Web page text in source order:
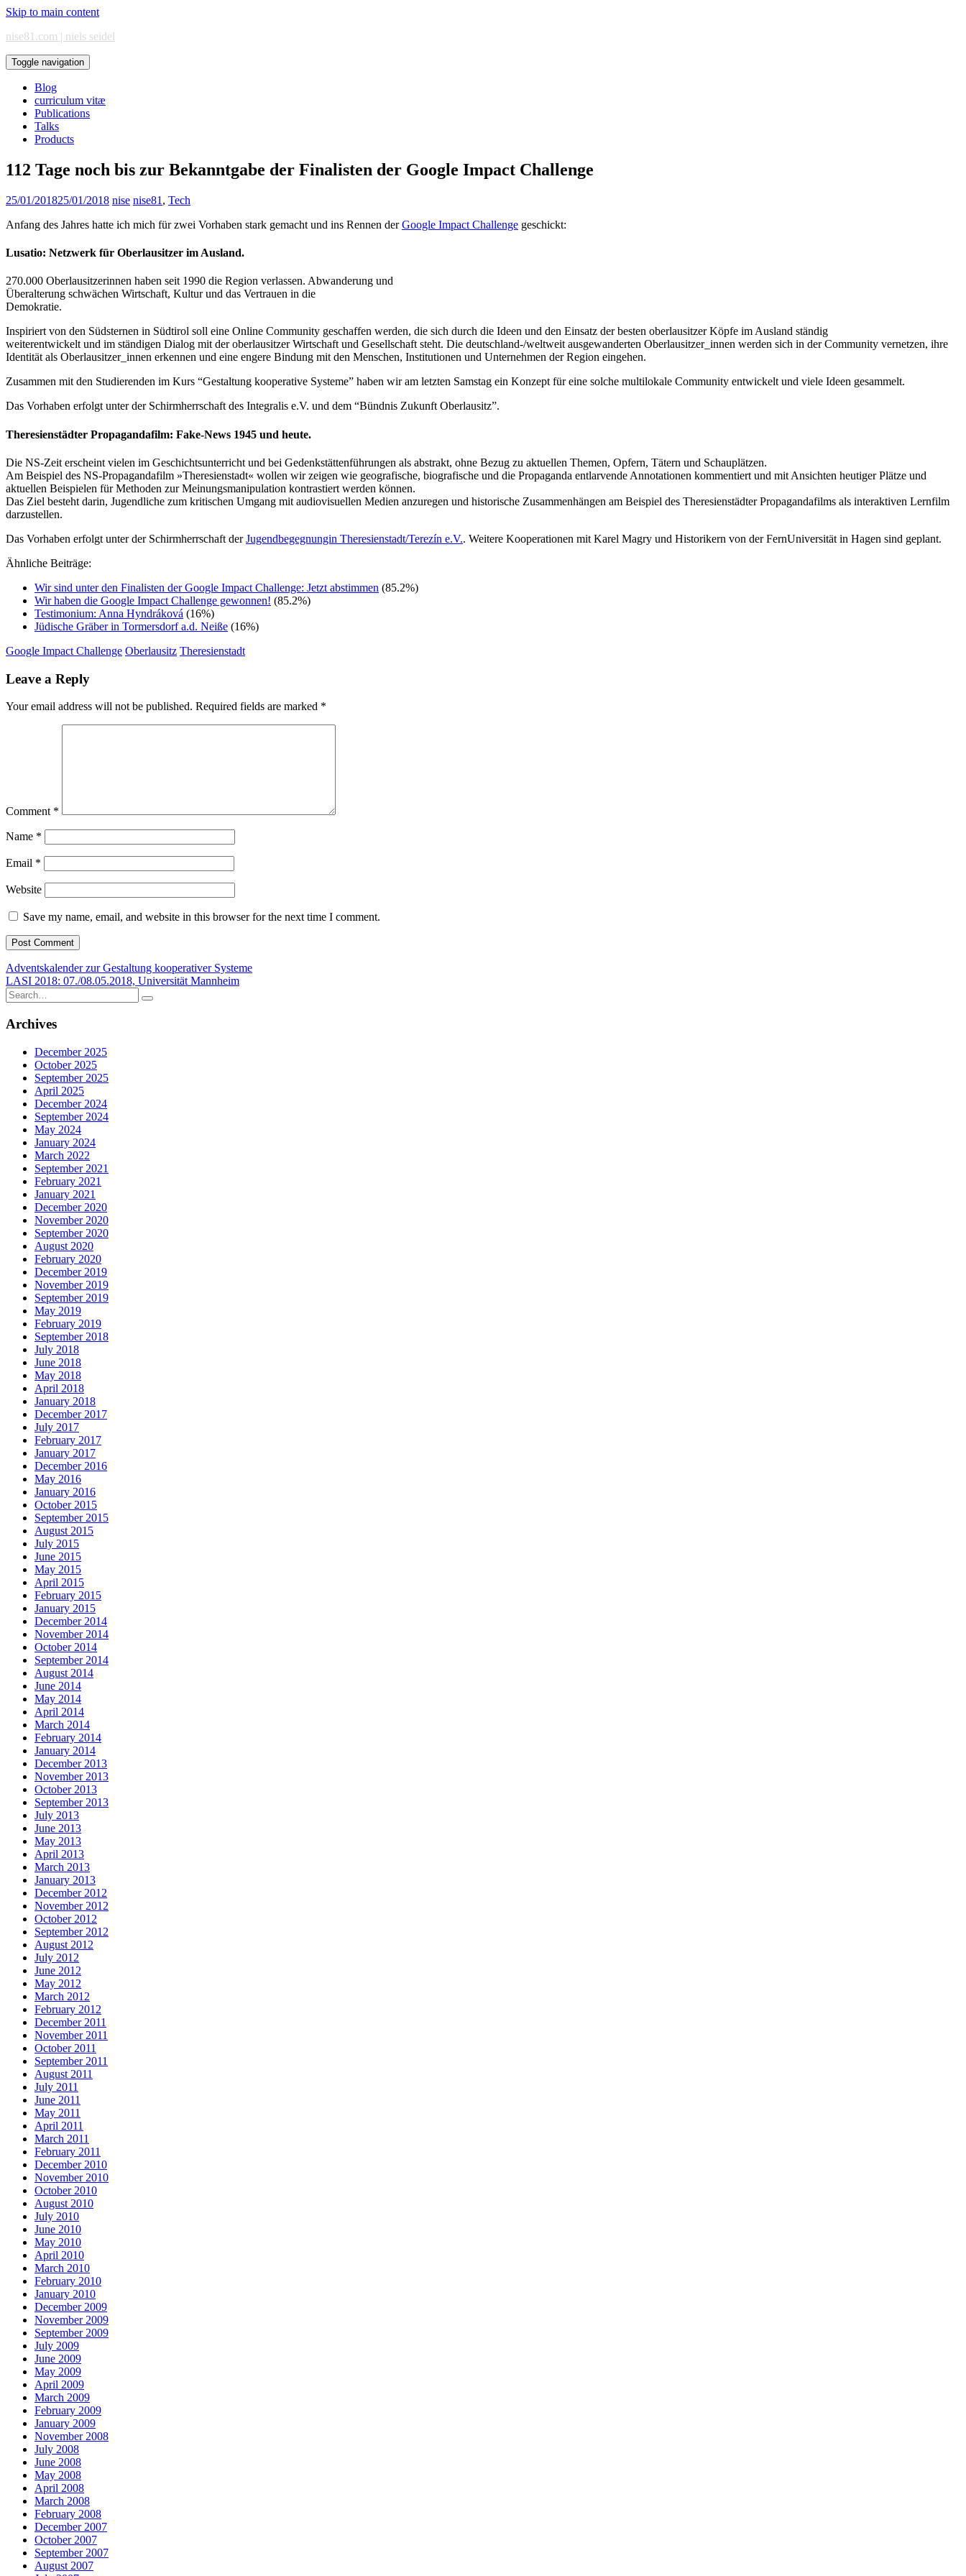
Skip to main content
nise81.com | niels seidel
Toggle navigation
Blog
curriculum vitæ
Publications
Talks
Products
112 Tage noch bis zur Bekanntgabe der Finalisten der Google Impact Challenge
25/01/201825/01/2018 nise nise81 , Tech
Anfang des Jahres hatte ich mich für zwei Vorhaben stark gemacht und ins Rennen derGoogle Impact Challenge geschickt:
Lusatio: Netzwerk für Oberlausitzer im Ausland.
270.000 Oberlausitzerinnen haben seit 1990 die Region verlassen. Abwanderung und
Überalterung schwächen Wirtschaft, Kultur und das Vertrauen in die
Demokratie.
Inspiriert von den Südsternen in Südtirol soll eine Online Community geschaffen werden, die sich durch die Ideen und den Einsatz der besten oberlausitzer Köpfe im Ausland ständig
weiterentwickelt und im ständigen Dialog mit der oberlausitzer Wirtschaft und Gesellschaft steht. Die deutschland-/weltweit ausgewanderten Oberlausitzer_innen werden sich in der Community vernetzen, ihre
Identität als Oberlausitzer_innen erkennen und eine engere Bindung mit den Menschen, Institutionen und Unternehmen der Region eingehen.
Zusammen mit den Studierenden im Kurs “Gestaltung kooperative Systeme” haben wir am letzten Samstag ein Konzept für eine solche multilokale Community entwickelt und viele Ideen gesammelt.
Das Vorhaben erfolgt unter der Schirmherrschaft des Integralis e.V. und dem “Bündnis Zukunft Oberlausitz”.
Theresienstädter Propagandafilm: Fake-News 1945 und heute.
Die NS-Zeit erscheint vielen im Geschichtsunterricht und bei Gedenkstättenführungen als abstrakt, ohne Bezug zu aktuellen Themen, Opfern, Tätern und Schauplätzen.
Am Beispiel des NS-Propagandafilm »Theresienstadt« wollen wir zeigen wie geografische, biografische und die Propaganda entlarvende Annotationen kommentiert und mit Ansichten heutiger Plätze und
aktuellen Beispielen für Methoden zur Meinungsmanipulation kontrastiert werden können.
Das Ziel besteht darin, Jugendliche zum kritischen Umgang mit audiovisuellen Medien anzuregen und historische Zusammenhängen am Beispiel des Theresienstädter Propagandafilms als interaktiven Lernfilm
darzustellen.
Das Vorhaben erfolgt unter der Schirmherrschaft derJugendbegegnungin Theresienstadt/Terezín e.V.. Weitere Kooperationen mit Karel Magry und Historikern von der FernUniversität in Hagen sind geplant.
Ähnliche Beiträge:
Wir sind unter den Finalisten der Google Impact Challenge: Jetzt abstimmen (85.2%)
Wir haben die Google Impact Challenge gewonnen! (85.2%)
Testimonium: Anna Hyndráková (16%)
Jüdische Gräber in Tormersdorf a.d. Neiße (16%)
Google Impact Challenge Oberlausitz Theresienstadt
Leave a Reply
Your email address will not be published. Required fields are marked *
Comment *
Name *
Email *
Website
Save my name, email, and website in this browser for the next time I comment.
Post
navigation
Adventskalender zur Gestaltung kooperativer Systeme
LASI 2018: 07./08.05.2018, Universität Mannheim
Search
for:
Archives
December 2025
October 2025
September 2025
April 2025
December 2024
September 2024
May 2024
January 2024
March 2022
September 2021
February 2021
January 2021
December 2020
November 2020
September 2020
August 2020
February 2020
December 2019
November 2019
September 2019
May 2019
February 2019
September 2018
July 2018
June 2018
May 2018
April 2018
January 2018
December 2017
July 2017
February 2017
January 2017
December 2016
May 2016
January 2016
October 2015
September 2015
August 2015
July 2015
June 2015
May 2015
April 2015
February 2015
January 2015
December 2014
November 2014
October 2014
September 2014
August 2014
June 2014
May 2014
April 2014
March 2014
February 2014
January 2014
December 2013
November 2013
October 2013
September 2013
July 2013
June 2013
May 2013
April 2013
March 2013
January 2013
December 2012
November 2012
October 2012
September 2012
August 2012
July 2012
June 2012
May 2012
March 2012
February 2012
December 2011
November 2011
October 2011
September 2011
August 2011
July 2011
June 2011
May 2011
April 2011
March 2011
February 2011
December 2010
November 2010
October 2010
August 2010
July 2010
June 2010
May 2010
April 2010
March 2010
February 2010
January 2010
December 2009
November 2009
September 2009
July 2009
June 2009
May 2009
April 2009
March 2009
February 2009
January 2009
November 2008
July 2008
June 2008
May 2008
April 2008
March 2008
February 2008
December 2007
October 2007
September 2007
August 2007